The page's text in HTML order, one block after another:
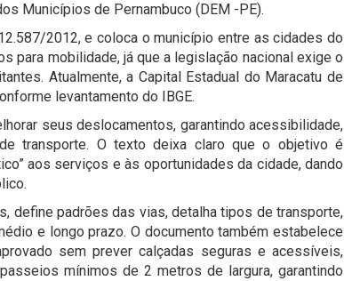
Municípios de Pernambuco (DEM -PE).
2012, e coloca o município entre as cidades do
para mobilidade, já que a legislação nacional exige o
Atualmente, a Capital Estadual do Maracatu de
levantamento do IBGE.
seus deslocamentos, garantindo acessibilidade,
transporte. O texto deixa claro que o objetivo é
aos serviços e às oportunidades da cidade, dando
define padrões das vias, detalha tipos de transporte,
e longo prazo. O documento também estabelece
sem prever calçadas seguras e acessíveis,
mínimos de 2 metros de largura, garantindo